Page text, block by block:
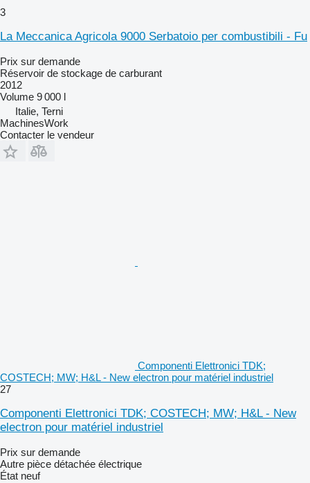
3
La Meccanica Agricola 9000 Serbatoio per combustibili - Fu
Prix sur demande
Réservoir de stockage de carburant
2012
Volume 9 000 l
Italie, Terni
MachinesWork
Contacter le vendeur
Componenti Elettronici TDK;
COSTECH; MW; H&L - New electron pour matériel industriel
27
Componenti Elettronici TDK; COSTECH; MW; H&L - New
electron pour matériel industriel
Prix sur demande
Autre pièce détachée électrique
État neuf